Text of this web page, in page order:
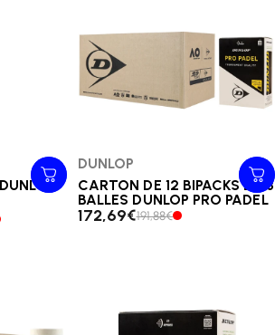
Distributeur:
DUNLOP
CARTON DE 12 BIPACKS DE 3
BALLES DUNLOP PRO PADEL
172,69€191,88€